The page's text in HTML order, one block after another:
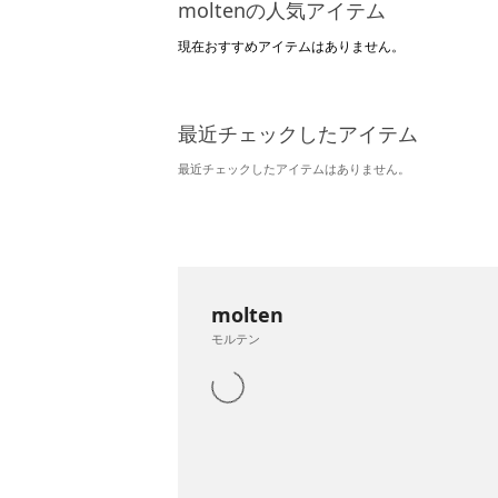
moltenの人気アイテム
現在おすすめアイテムはありません。
最近チェックしたアイテム
最近チェックしたアイテムはありません。
molten
モルテン